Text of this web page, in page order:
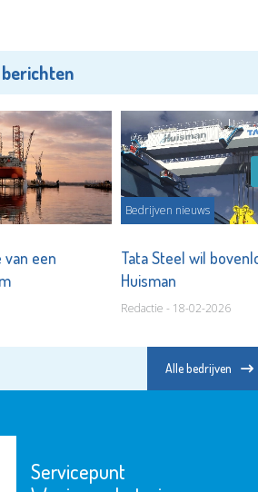
van een
Bedrijven nieuws
Tata Steel wil
Huisman
Redactie - 18-02-2026
Alle bedrijven
Servicepunt